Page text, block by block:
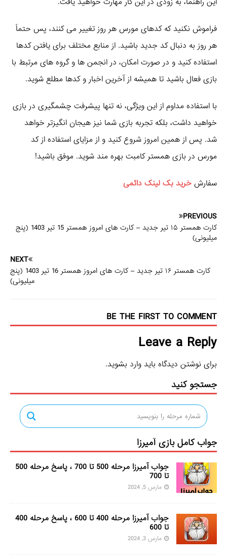
فراموش نکنید که کدهای مورس هر روز تغییر می‌ کنند، پس حتماً
هر روز به دنبال کد جدید باشید. از منابع مختلف برای یافتن کدها
استفاده کنید و در صورت امکان، در انجمن‌ ها و گروه‌ های مرتبط با
بازی فعال باشید تا همیشه از آخرین اخبار و کدها مطلع شوید.
با استفاده مداوم از این ویژگی، نه تنها پیشرفت چشمگیری در بازی
خواهید داشت، بلکه تجربه بازی شما نیز هیجان‌ انگیزتر خواهد
شد. پس از همین امروز شروع کنید و از مزایای استفاده از کد
مورس در بازی همستر کامبت بهره‌ مند شوید. موفق باشید!
سفارش خرید بک لینک دائمی
PREVIOUS
کارت همستر ۱۵ تیر جدید – کارت های امروز همستر 15 تیر 1403 (پنج
میلیونی)
NEXT
کارت همستر ۱۶ تیر جدید – کارت های امروز همستر 16 تیر 1403 (پنج
میلیونی)
BE THE FIRST TO COMMENT
Leave a Reply
برای نوشتن دیدگاه باید وارد بشوید.
جستجو کنید
جواب کامل بازی آمیرزا
جواب آمیرزا مرحله 500 تا 700 ، پاسخ مرحله 500
تا 700
مارس 5, 2024
جواب آمیرزا مرحله 400 تا 600 ، پاسخ مرحله 400
تا 600
مارس 3, 2024